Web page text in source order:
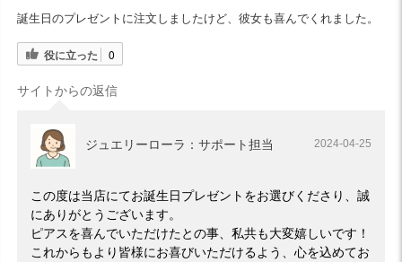
誕生日のプレゼントに注文しましたけど、彼女も喜んでくれました。
役に立った 0
サイトからの返信
ジュエリーローラ：サポート担当 2024-04-25
この度は当店にてお誕生日プレゼントをお選びくださり、誠
にありがとうございます。
ピアスを喜んでいただけたとの事、私共も大変嬉しいです！
これからもより皆様にお喜びいただけるよう、心を込めてお